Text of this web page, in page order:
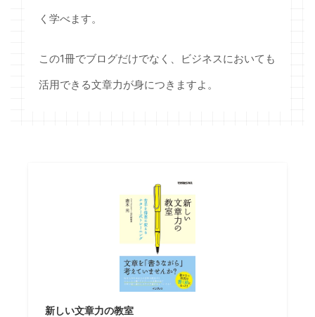
く学べます。
この1冊でブログだけでなく、ビジネスにおいても
活用できる文章力が身につきますよ。
新しい文章力の教室